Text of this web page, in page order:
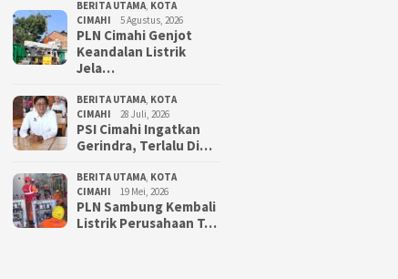
BERITA UTAMA, KOTA
CIMAHI
5 Agustus, 2026
PLN Cimahi Genjot
Keandalan Listrik
Jela…
BERITA UTAMA, KOTA
CIMAHI
28 Juli, 2026
PSI Cimahi Ingatkan
Gerindra, Terlalu Di…
BERITA UTAMA, KOTA
CIMAHI
19 Mei, 2026
PLN Sambung Kembali
Listrik Perusahaan T…